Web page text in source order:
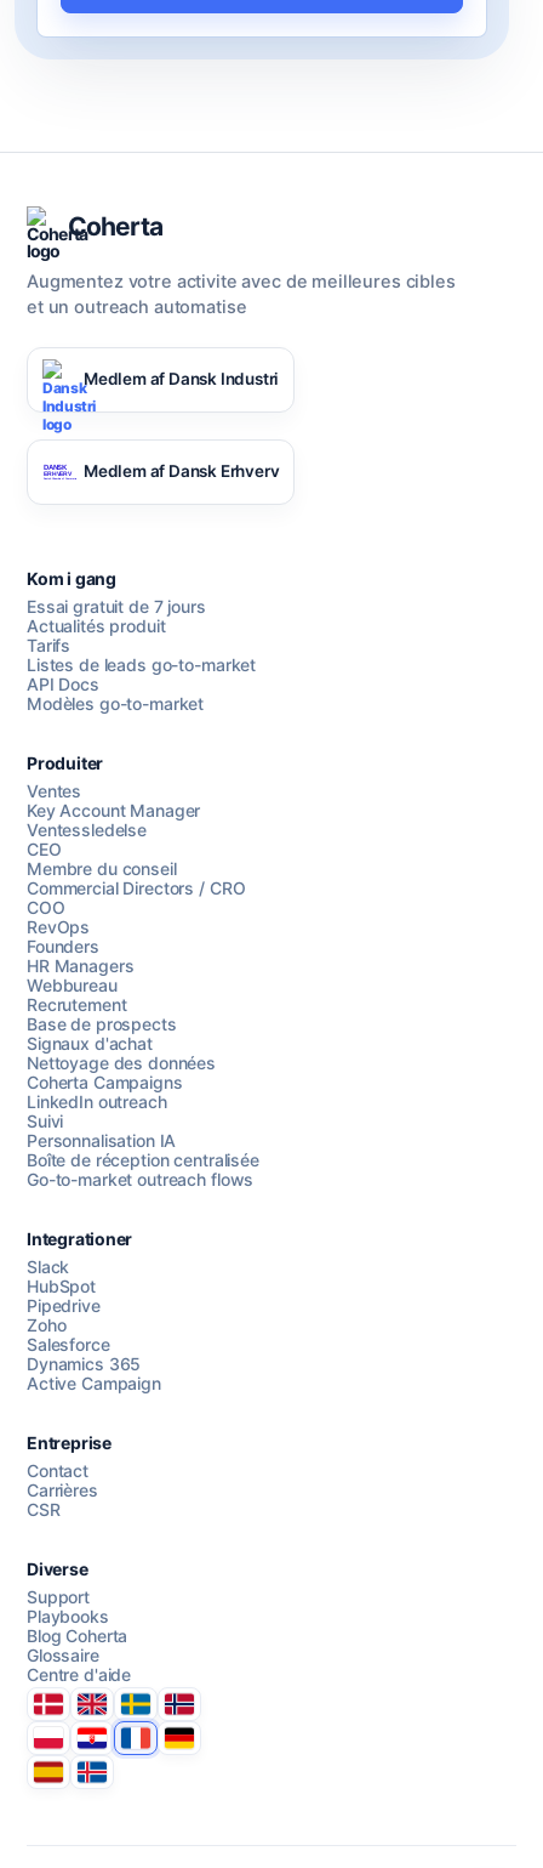
Chattez avec nous
Coherta
Augmentez votre activite avec de meilleures cibles
et un outreach automatise
Medlem af Dansk Industri
Medlem af Dansk Erhverv
Kom i gang
Essai gratuit de 7 jours
Actualités produit
Tarifs
Listes de leads go-to-market
API Docs
Modèles go-to-market
Produiter
Ventes
Key Account Manager
Ventessledelse
CEO
Membre du conseil
Commercial Directors / CRO
COO
RevOps
Founders
HR Managers
Webbureau
Recrutement
Base de prospects
Signaux d'achat
Nettoyage des données
Coherta Campaigns
LinkedIn outreach
Suivi
Personnalisation IA
Boîte de réception centralisée
Go-to-market outreach flows
Integrationer
Slack
HubSpot
Pipedrive
Zoho
Salesforce
Dynamics 365
Active Campaign
Entreprise
Contact
Carrières
CSR
Diverse
Support
Playbooks
Blog Coherta
Glossaire
Centre d'aide
DanmarkUnited Kingdom
SverigeNorge
PolskaHrvatskaFranceDeutschland
EspanaÍsland